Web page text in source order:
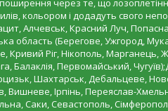
через те, що
кольором і додадуть свого
Алчевськ, Красний Луч,
область (Берегове, Ужгород,
Кривий Ріг, Нікополь, Марганець,
Балаклія, Первомайський,
Шахтарськ, Дебальцеве,
Вишневе, Ірпінь, Переяслав-
Саки, Севастополь,